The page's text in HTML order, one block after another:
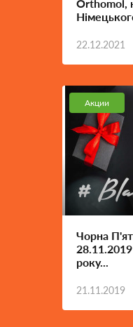
Orthomol,
22.12.2021
Акции
Чорна
року...
21.11.2019